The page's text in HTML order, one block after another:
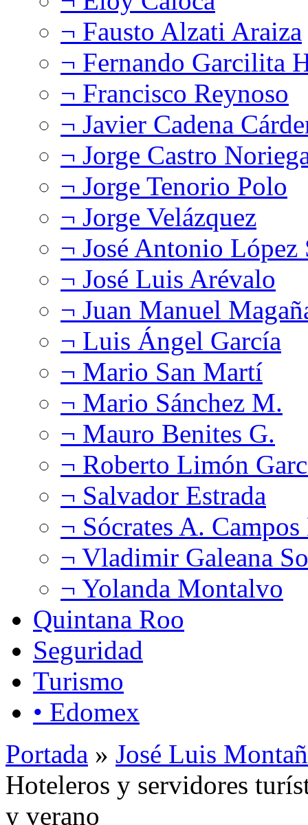
¬ Fausto Alzati Araiza
¬ Fernando Garcilita
¬ Francisco Reynoso
¬ Javier Cadena
¬ Jorge Castro
¬ Jorge Tenorio Polo
¬ Jorge Velázquez
¬ José Antonio López
¬ José Luis Arévalo
¬ Juan Manuel
¬ Luis Ángel García
¬ Mario San Martí
¬ Mario Sánchez M.
¬ Mauro Benites G.
¬ Roberto Limón
¬ Salvador Estrada
¬ Sócrates A.
¬ Vladimir Galeana
¬ Yolanda Montalvo
Quintana Roo
Seguridad
Turismo
• Edomex
Portada » José Luis
Hoteleros y servidores
y verano